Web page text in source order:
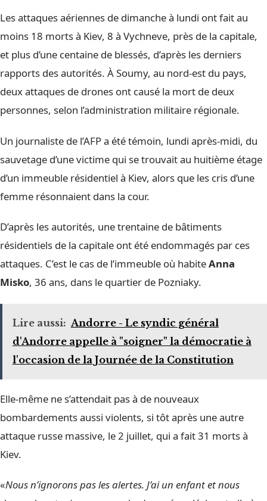
Les attaques aériennes de dimanche à lundi ont fait au
moins 18 morts à Kiev, 8 à Vychneve, près de la capitale,
et plus d’une centaine de blessés, d’après les derniers
rapports des autorités. À Soumy, au nord-est du pays,
deux attaques de drones ont causé la mort de deux
personnes, selon l’administration militaire régionale.
Un journaliste de l’AFP a été témoin, lundi après-midi, du
sauvetage d’une victime qui se trouvait au huitième étage
d’un immeuble résidentiel à Kiev, alors que les cris d’une
femme résonnaient dans la cour.
D’après les autorités, une trentaine de bâtiments
résidentiels de la capitale ont été endommagés par ces
attaques. C’est le cas de l’immeuble où habiteAnna
Misko, 36 ans, dans le quartier de Pozniaky.
Lire aussi: Andorre - Le syndic général
d'Andorre appelle à "soigner" la démocratie à
l'occasion de la Journée de la Constitution
Elle-même ne s’attendait pas à de nouveaux
bombardements aussi violents, si tôt après une autre
attaque russe massive, le 2 juillet, qui a fait 31 morts à
Kiev.
«Nous n’ignorons pas les alertes. J’ai un enfant et nous